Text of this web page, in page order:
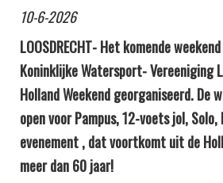
10-6-2026
LOOSDRECHT- Het komende
Koninklijke Watersport- Vereeniging
Holland Weekend georganiseerd. De
open voor Pampus, 12-voets jol, Solo,
evenement , dat voortkomt uit de
meer dan 60 jaar!